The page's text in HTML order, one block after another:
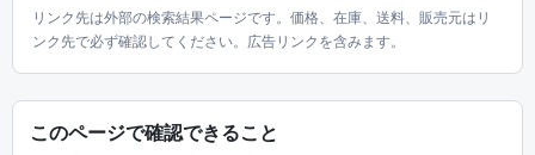
リンク先は外部の検索結果ページです。価格、在庫、送料、販売元はリ
ンク先で必ず確認してください。広告リンクを含みます。
このページで確認できること